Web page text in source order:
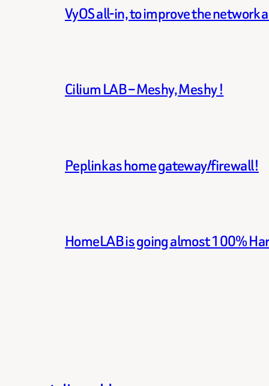
VyOS all-in, to improve the network
Cilium LAB – Meshy, Meshy !
Peplink as home gateway/firewall!
HomeLAB is going almost 100%